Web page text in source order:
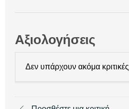
Αξιολογήσεις
Δεν υπάρχουν ακόμα κριτικές